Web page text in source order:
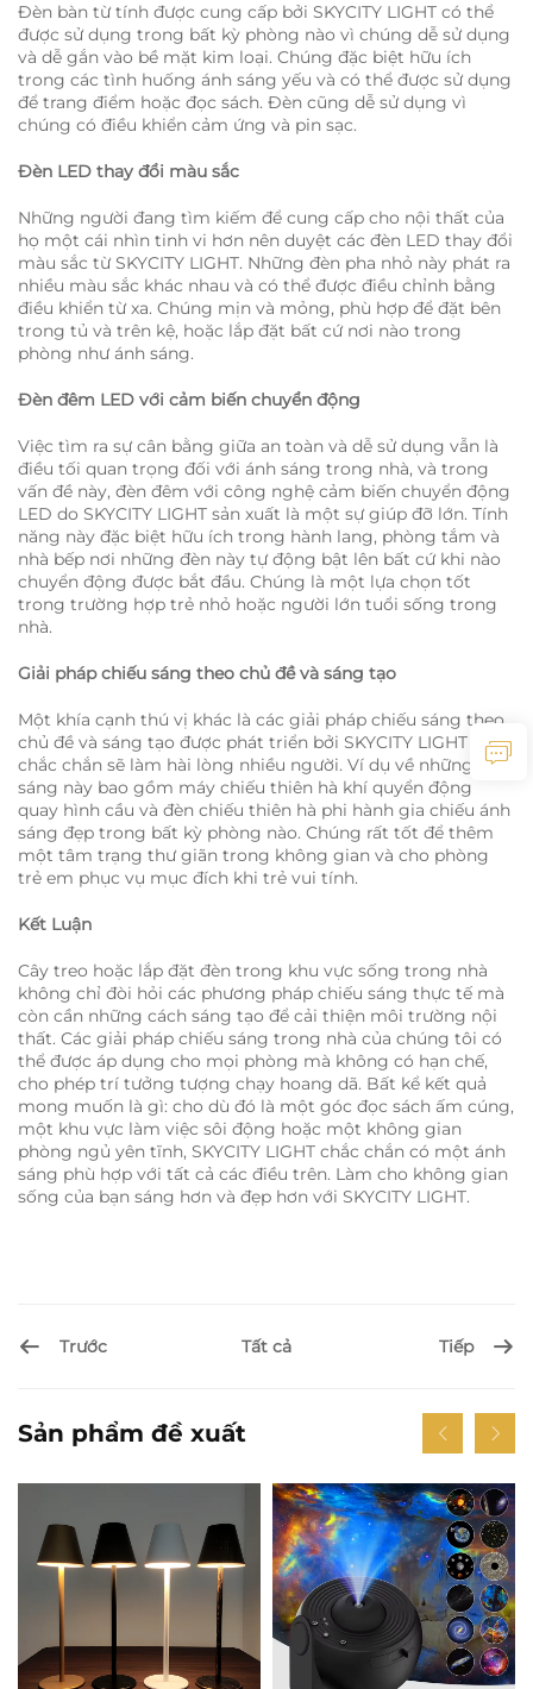
Đèn bàn từ tính được cung cấp bởi SKYCITY LIGHT có thể
được sử dụng trong bất kỳ phòng nào vì chúng dễ sử dụng
và dễ gắn vào bề mặt kim loại. Chúng đặc biệt hữu ích
trong các tình huống ánh sáng yếu và có thể được sử dụng
để trang điểm hoặc đọc sách. Đèn cũng dễ sử dụng vì
chúng có điều khiển cảm ứng và pin sạc.
Đèn LED thay đổi màu sắc
Những người đang tìm kiếm để cung cấp cho nội thất của
họ một cái nhìn tinh vi hơn nên duyệt các đèn LED thay đổi
màu sắc từ SKYCITY LIGHT. Những đèn pha nhỏ này phát ra
nhiều màu sắc khác nhau và có thể được điều chỉnh bằng
điều khiển từ xa. Chúng mịn và mỏng, phù hợp để đặt bên
trong tủ và trên kệ, hoặc lắp đặt bất cứ nơi nào trong
phòng như ánh sáng.
Đèn đêm LED với cảm biến chuyển động
Việc tìm ra sự cân bằng giữa an toàn và dễ sử dụng vẫn là
điều tối quan trọng đối với ánh sáng trong nhà, và trong
vấn đề này, đèn đêm với công nghệ cảm biến chuyển động
LED do SKYCITY LIGHT sản xuất là một sự giúp đỡ lớn. Tính
năng này đặc biệt hữu ích trong hành lang, phòng tắm và
nhà bếp nơi những đèn này tự động bật lên bất cứ khi nào
chuyển động được bắt đầu. Chúng là một lựa chọn tốt
trong trường hợp trẻ nhỏ hoặc người lớn tuổi sống trong
nhà.
Giải pháp chiếu sáng theo chủ đề và sáng tạo
Một khía cạnh thú vị khác là các giải pháp chiếu sáng theo
chủ đề và sáng tạo được phát triển bởi SKYCITY LIGHT cũng
chắc chắn sẽ làm hài lòng nhiều người. Ví dụ về những ánh
sáng này bao gồm máy chiếu thiên hà khí quyển động
quay hình cầu và đèn chiếu thiên hà phi hành gia chiếu ánh
sáng đẹp trong bất kỳ phòng nào. Chúng rất tốt để thêm
một tâm trạng thư giãn trong không gian và cho phòng
trẻ em phục vụ mục đích khi trẻ vui tính.
Kết Luận
Cây treo hoặc lắp đặt đèn trong khu vực sống trong nhà
không chỉ đòi hỏi các phương pháp chiếu sáng thực tế mà
còn cần những cách sáng tạo để cải thiện môi trường nội
thất. Các giải pháp chiếu sáng trong nhà của chúng tôi có
thể được áp dụng cho mọi phòng mà không có hạn chế,
cho phép trí tưởng tượng chạy hoang dã. Bất kể kết quả
mong muốn là gì: cho dù đó là một góc đọc sách ấm cúng,
một khu vực làm việc sôi động hoặc một không gian
phòng ngủ yên tĩnh, SKYCITY LIGHT chắc chắn có một ánh
sáng phù hợp với tất cả các điều trên. Làm cho không gian
sống của bạn sáng hơn và đẹp hơn với SKYCITY LIGHT.
Trước Tất cả Tiếp
Sản phẩm đề xuất